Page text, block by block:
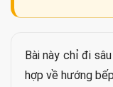
Bài này chỉ đi
hợp về hướng